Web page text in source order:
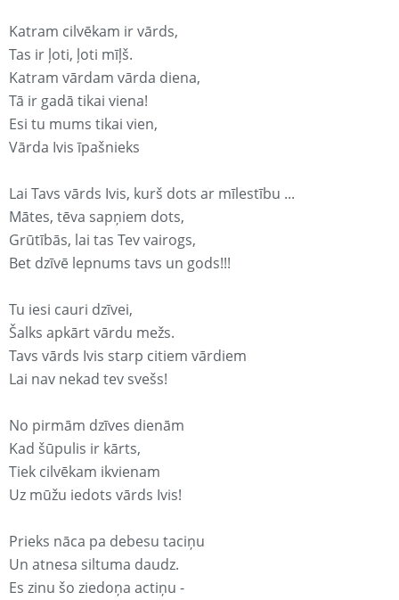
Katram cilvēkam ir vārds,
Tas ir ļoti, ļoti mīļš.
Katram vārdam vārda diena,
Tā ir gadā tikai viena!
Esi tu mums tikai vien,
Vārda Ivis īpašnieks
Lai Tavs vārds Ivis, kurš dots ar mīlestību ...
Mātes, tēva sapņiem dots,
Grūtībās, lai tas Tev vairogs,
Bet dzīvē lepnums tavs un gods!!!
Tu iesi cauri dzīvei,
Šalks apkārt vārdu mežs.
Tavs vārds Ivis starp citiem vārdiem
Lai nav nekad tev svešs!
No pirmām dzīves dienām
Kad šūpulis ir kārts,
Tiek cilvēkam ikvienam
Uz mūžu iedots vārds Ivis!
Prieks nāca pa debesu taciņu
Un atnesa siltuma daudz.
Es zinu šo ziedoņa actiņu -